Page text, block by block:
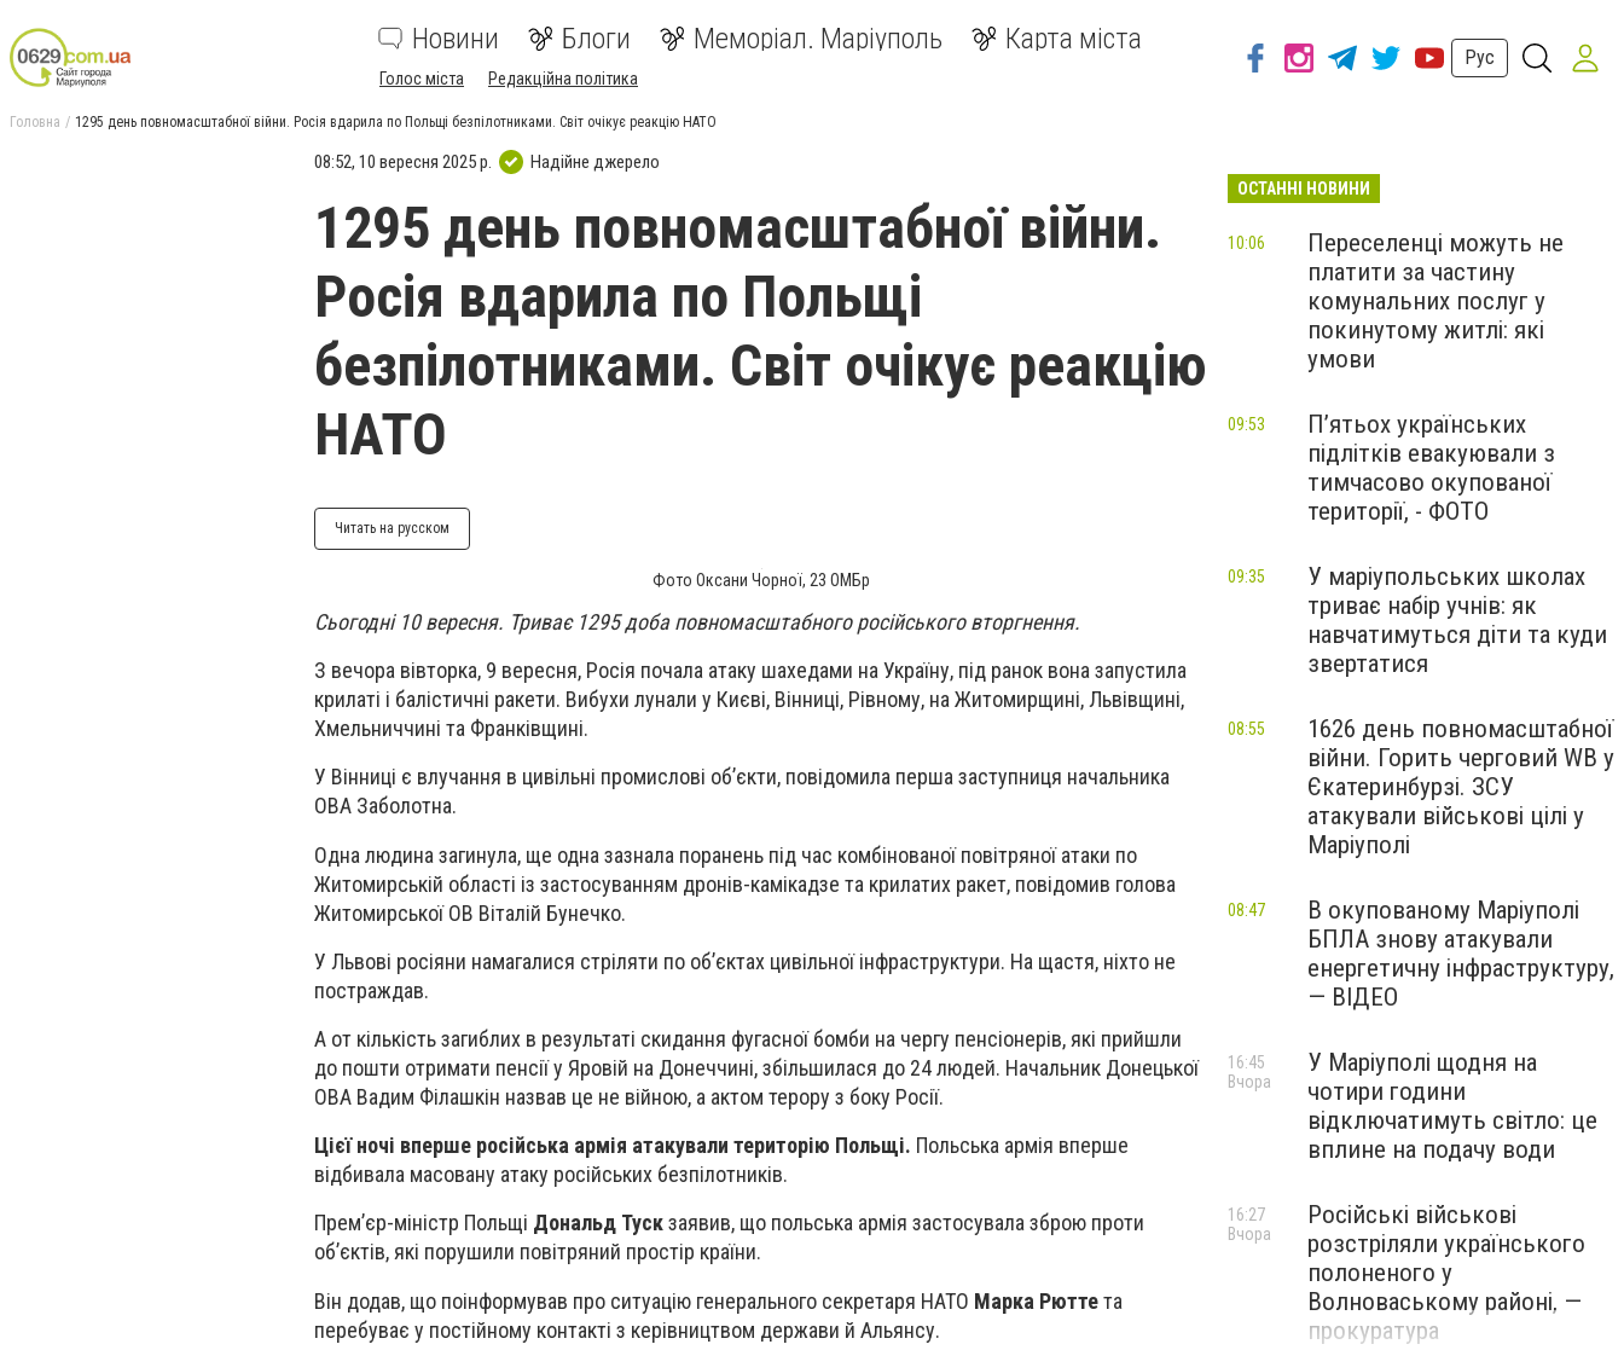
Новини Блоги Меморіал. Маріуполь Карта міста
Голос міста Редакційна політика
Рус
Головна 1295 день повномасштабної війни. Росія вдарила по Польщі безпілотниками. Світ очікує реакцію НАТО
08:52, 10 вересня 2025 р. Надійне джерело
1295 день повномасштабної війни.
Росія вдарила по Польщі
безпілотниками. Світ очікує реакцію
НАТО
Читать на русском
Фото Оксани Чорної, 23 ОМБр
Сьогодні 10 вересня. Триває 1295 доба повномасштабного російського вторгнення.
З вечора вівторка, 9 вересня, Росія почала атаку шахедами на Україну, під ранок вона запустила
крилаті і балістичні ракети. Вибухи лунали у Києві, Вінниці, Рівному, на Житомирщині, Львівщині,
Хмельниччині та Франківщині.
У Вінниці є влучання в цивільні промислові обʼєкти, повідомила перша заступниця начальника
ОВА Заболотна.
Одна людина загинула, ще одна зазнала поранень під час комбінованої повітряної атаки по
Житомирській області із застосуванням дронів-камікадзе та крилатих ракет, повідомив голова
Житомирської ОВ Віталій Бунечко.
У Львові росіяни намагалися стріляти по об’єктах цивільної інфраструктури. На щастя, ніхто не
постраждав.
А от кількість загиблих в результаті скидання фугасної бомби на чергу пенсіонерів, які прийшли
до пошти отримати пенсії у Яровій на Донеччині, збільшилася до 24 людей. Начальник Донецької
ОВА Вадим Філашкін назвав це не війною, а актом терору з боку Росії.
Цієї ночі вперше російська армія атакували територію Польщі. Польська армія вперше
відбивала масовану атаку російських безпілотників.
Прем’єр-міністр Польщі Дональд Тускзаявив, що польська армія застосувала зброю проти
об’єктів, які порушили повітряний простір країни.
Він додав, що поінформував про ситуацію генерального секретаря НАТО Марка Рюттета
перебуває у постійному контакті з керівництвом держави й Альянсу.
ОСТАННІ НОВИНИ
Переселенці можуть не
платити за частину
комунальних послуг у
покинутому житлі: які
умови
10:06
П’ятьох українських
підлітків евакуювали з
тимчасово окупованої
території, - ФОТО
09:53
У маріупольських школах
триває набір учнів: як
навчатимуться діти та куди
звертатися
09:35
1626 день повномасштабної
війни. Горить черговий WB у
Єкатеринбурзі. ЗСУ
атакували військові цілі у
Маріуполі
08:55
В окупованому Маріуполі
БПЛА знову атакували
енергетичну інфраструктуру,
— ВІДЕО
08:47
У Маріуполі щодня на
чотири години
відключатимуть світло: це
вплине на подачу води
16:45
Вчора
Російські військові
розстріляли українського
полоненого у
Волноваському районі, —
прокуратура
16:27
Вчора